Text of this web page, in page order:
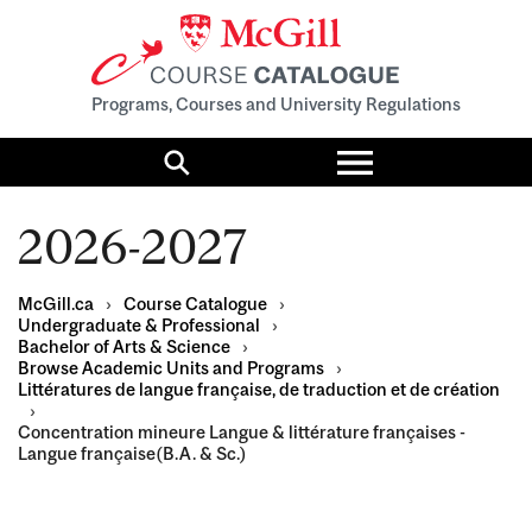
Programs, Courses and University Regulations
Search
Toggle
menu
2026-2027
McGill.ca › Course Catalogue
›
Undergraduate & Professional
›
Bachelor of Arts & Science
›
Browse Academic Units and Programs
›
Littératures de langue française, de traduction et de création
›
Concentration mineure Langue & littérature françaises -
Langue française(B.A. & Sc.)